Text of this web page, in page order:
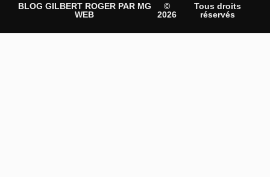
BLOG GILBERT ROGER PAR MG
WEB
©
2026
Tous droits
réservés